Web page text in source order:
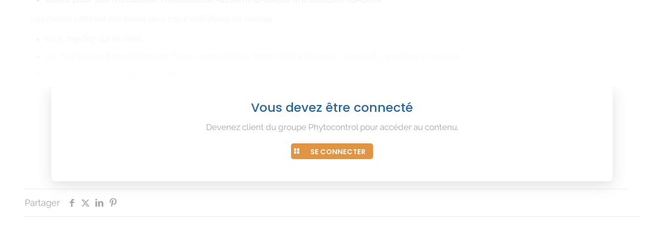
Vous devez être connecté
Devenez client du groupe Phytocontrol pour accéder au contenu.
SE CONNECTER
Partager